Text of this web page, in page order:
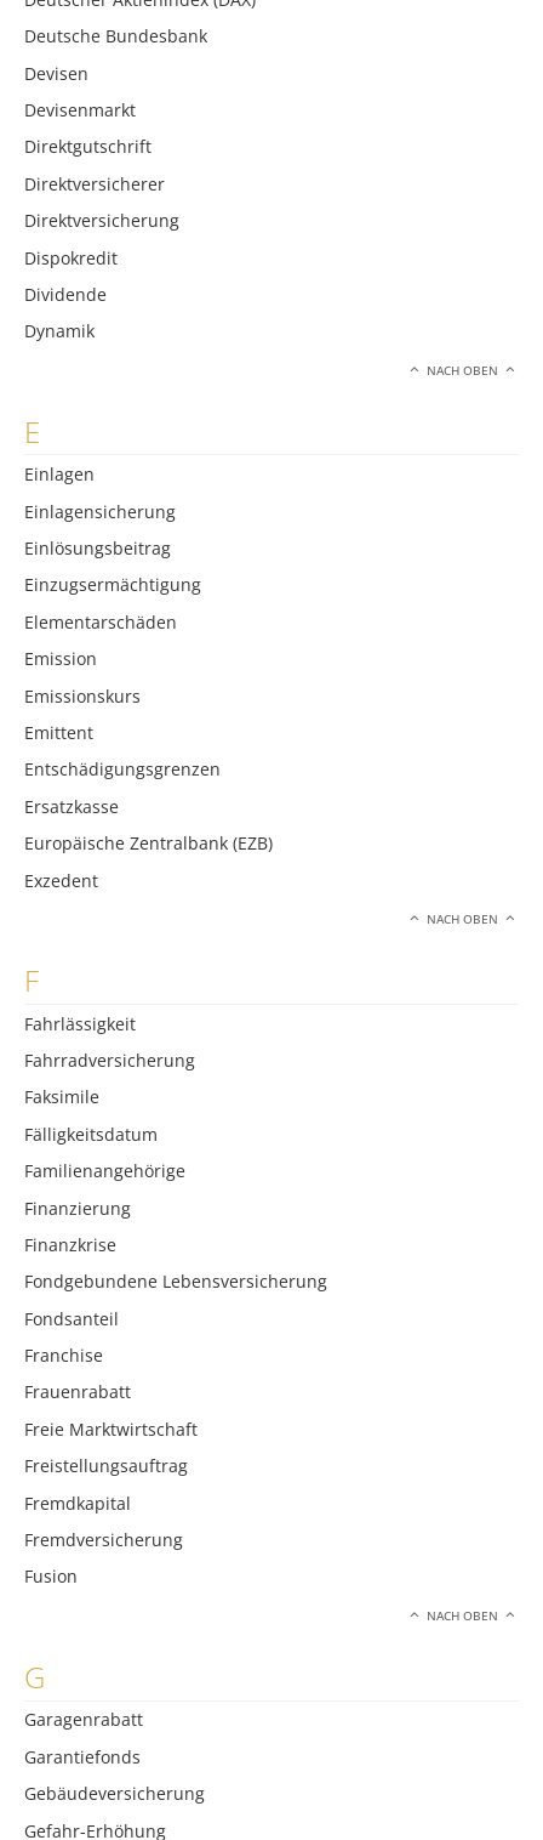
Deutsche Bundesbank
Devisen
Devisenmarkt
Direktgutschrift
Direktversicherer
Direktversicherung
Dispokredit
Dividende
Dynamik
NACH OBEN
E
Einlagen
Einlagensicherung
Einlösungsbeitrag
Einzugsermächtigung
Elementarschäden
Emission
Emissionskurs
Emittent
Entschädigungsgrenzen
Ersatzkasse
Europäische Zentralbank (EZB)
Exzedent
NACH OBEN
F
Fahrlässigkeit
Fahrradversicherung
Faksimile
Fälligkeitsdatum
Familienangehörige
Finanzierung
Finanzkrise
Fondgebundene Lebensversicherung
Fondsanteil
Franchise
Frauenrabatt
Freie Marktwirtschaft
Freistellungsauftrag
Fremdkapital
Fremdversicherung
Fusion
NACH OBEN
G
Garagenrabatt
Garantiefonds
Gebäudeversicherung
Gefahr-Erhöhung